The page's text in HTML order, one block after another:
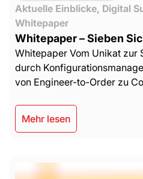
Aktuelle Einblicke, Digital
Whitepaper
Whitepaper – Sieben
Whitepaper Vom Unikat zur
durch
von Engineer-to-Order zu
Mehr lesen